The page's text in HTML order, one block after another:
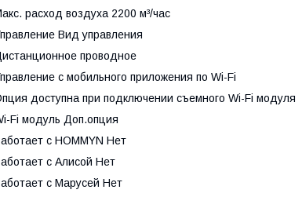
расход воздуха 2200 м³/час
Вид управления
проводное
c мобильного приложения по Wi-Fi
доступна при подключении съемного Wi-Fi модуля
Fi модуль Доп.опция
с HOMMYN Нет
с Алисой Нет
с Марусей Нет